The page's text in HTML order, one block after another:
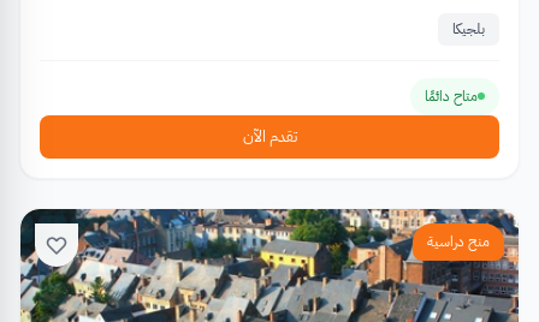
بلجيكا
متاح دائمًا
تقدم الآن
منح دراسية